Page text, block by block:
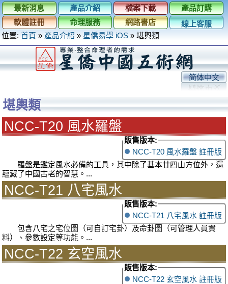
最新消息 產品介紹 檔案下載
產品訂購
軟體註冊
命理服務 網路書店
線上客服
位置: 首頁 » 產品介紹 » 星僑易學 iOS » 堪輿類
简体中文
堪輿類
NCC-T20 風水羅盤
販售版本:
NCC-T20 風水羅盤 註冊版
羅盤是鑑定風水必備的工具，其中除了基本廿四山方位外，還
蘊藏了中國古老的智慧。...
NCC-T21 八宅風水
販售版本:
NCC-T21 八宅風水 註冊版
包含八宅之宅位圖（可自訂宅卦）及命卦圖（可管理人員資
料）、參數設定等功能。...
NCC-T22 玄空風水
販售版本:
NCC-T22 玄空風水 註冊版